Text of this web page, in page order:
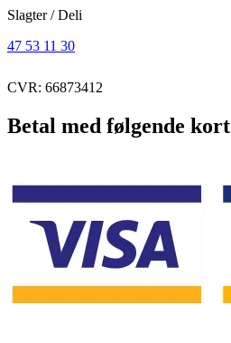
Slagter / Deli
47 53 11 30
CVR: 66873412
Betal med følgende kort